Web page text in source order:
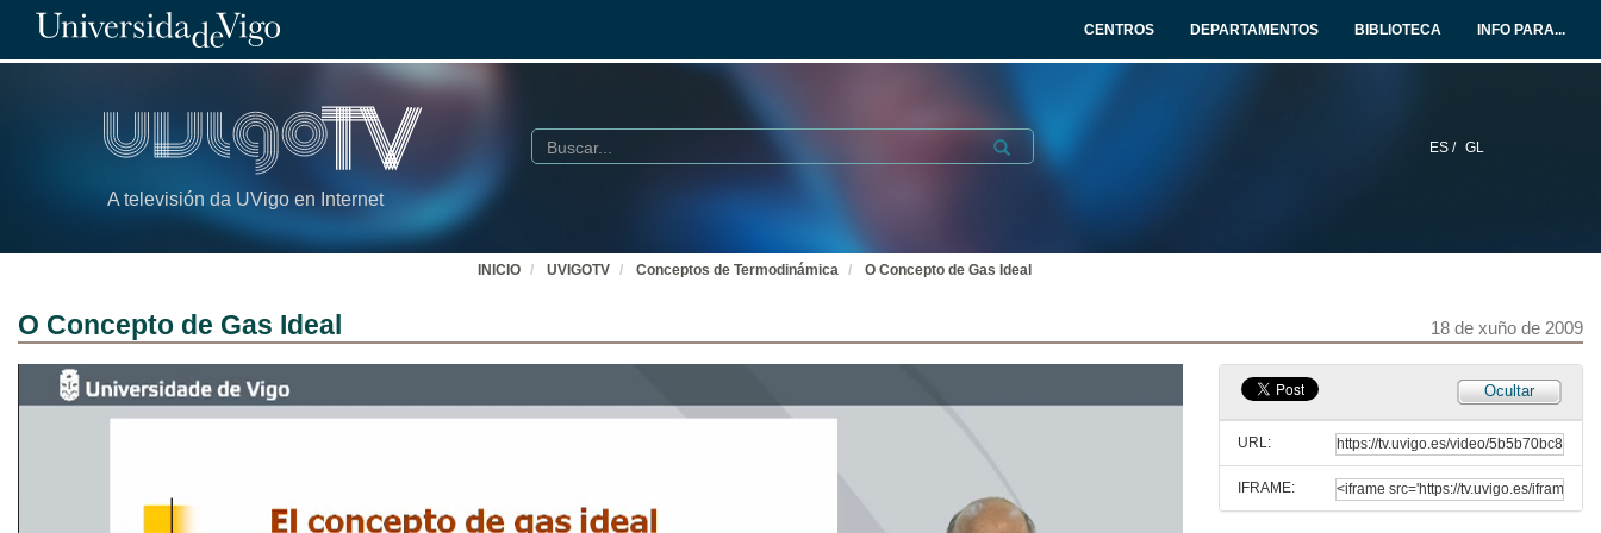
CENTROS DEPARTAMENTOS BIBLIOTECA INFO PARA...
A televisión da UVigo en Internet
ES / GL
Buscar Submit
INICIO UVIGOTV Conceptos de Termodinámica O Concepto de Gas Ideal
O Concepto de Gas Ideal 18 de xuño de 2009
Ocultar
URL:
IFRAME:
Presentación píldoras
Magnitudes e Unidades